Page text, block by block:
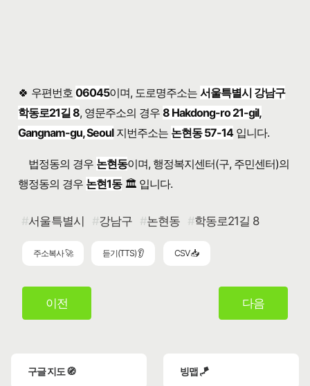
🍀 우편번호 06045이며, 도로명주소는서울특별시 강남구
학동로21길 8, 영문주소의 경우8 Hakdong-ro 21-gil,
Gangnam-gu, Seoul지번주소는 논현동 57-14입니다.
법정동의 경우 논현동이며, 행정복지센터(구, 주민센터)의
행정동의 경우 논현1동🏛️ 입니다.
서울특별시 강남구 논현동 학동로21길 8
주소복사 🚀 듣기(TTS) 👂 CSV 📥
이전 다음
구글 지도 🧭 빙맵 🪁